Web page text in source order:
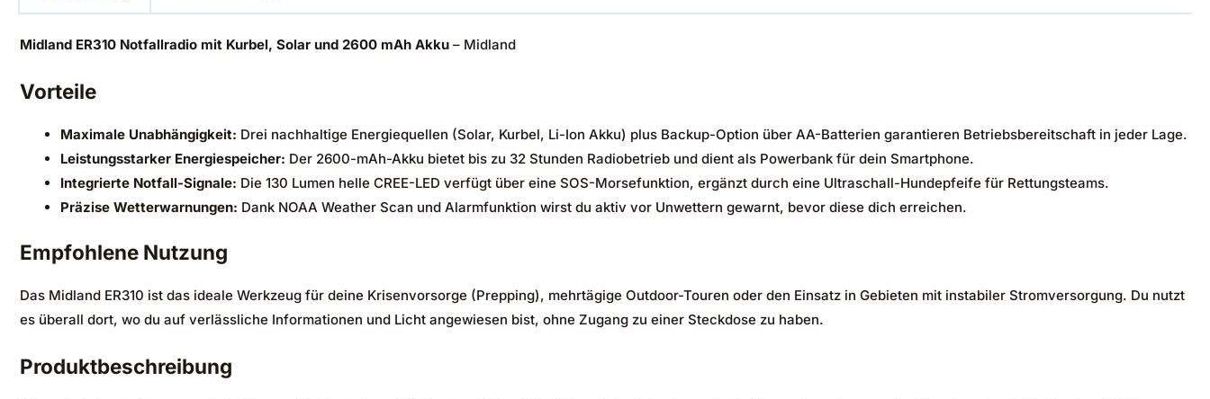
Midland ER310 Notfallradio mit Kurbel, Solar und 2600 mAh Akku – Midland
Vorteile
Maximale Unabhängigkeit: Drei nachhaltige Energiequellen (Solar, Kurbel, Li-Ion Akku) plus Backup-Option über AA-Batterien garantieren Betriebsbereitschaft in jeder Lage.
Leistungsstarker Energiespeicher: Der 2600-mAh-Akku bietet bis zu 32 Stunden Radiobetrieb und dient als Powerbank für dein Smartphone.
Integrierte Notfall-Signale: Die 130 Lumen helle CREE-LED verfügt über eine SOS-Morsefunktion, ergänzt durch eine Ultraschall-Hundepfeife für Rettungsteams.
Präzise Wetterwarnungen: Dank NOAA Weather Scan und Alarmfunktion wirst du aktiv vor Unwettern gewarnt, bevor diese dich erreichen.
Empfohlene Nutzung
Das Midland ER310 ist das ideale Werkzeug für deine Krisenvorsorge (Prepping), mehrtägige Outdoor-Touren oder den Einsatz in Gebieten mit instabiler Stromversorgung. Du nutzt
es überall dort, wo du auf verlässliche Informationen und Licht angewiesen bist, ohne Zugang zu einer Steckdose zu haben.
Produktbeschreibung